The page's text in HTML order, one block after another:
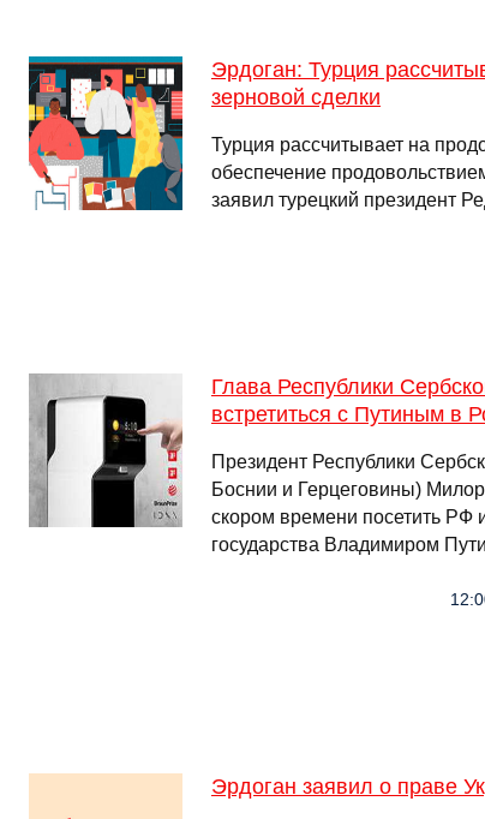
Эрдоган: Турция
зерновой сделки
Турция рассчитывает на
обеспечение
заявил турецкий президент
Глава Республики
встретиться с Путиным в
Президент Республики
Боснии и Герцеговины)
скором времени посетить РФ
государства Владимиром
Эрдоган заявил о праве